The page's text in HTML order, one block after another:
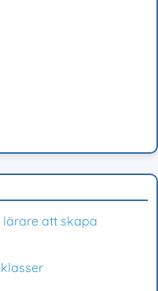
lärare att skapa